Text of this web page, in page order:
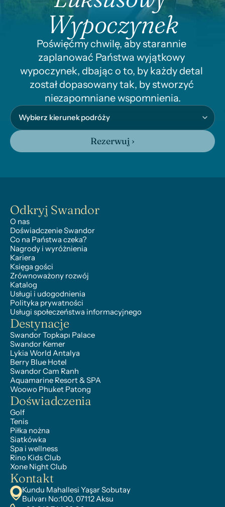
Wypoczynek
Poświęćmy chwilę, aby starannie
zaplanować Państwa wyjątkowy
wypoczynek, dbając o to, by każdy detal
został dopasowany tak, by stworzyć
niezapomniane wspomnienia.
Rezerwuj ›
Odkryj Swandor
O nas
Doświadczenie Swandor
Co na Państwa czeka?
Nagrody i wyróżnienia
Kariera
Księga gości
Zrównoważony rozwój
Katalog
Usługi i udogodnienia
Polityka prywatności
Usługi społeczeństwa informacyjnego
Destynacje
Swandor Topkapı Palace
Swandor Kemer
Lykia World Antalya
Berry Blue Hotel
Swandor Cam Ranh
Aquamarine Resort & SPA
Woowo Phuket Patong
Doświadczenia
Golf
Tenis
Piłka nożna
Siatkówka
Spa i wellness
Rino Kids Club
Xone Night Club
Kontakt
Kundu Mahallesi Yaşar Sobutay
Bulvarı No:100, 07112 Aksu